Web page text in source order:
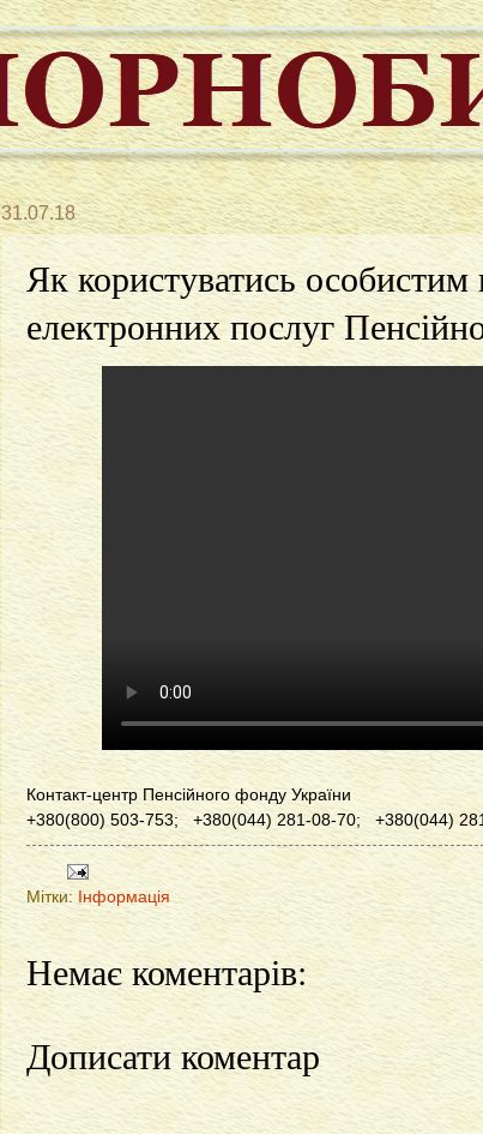
31.07.18
Як користуватись
електронних послуг
Контакт-центр Пенсійного фонду України
+380(800) 503-753; +380(044) 281-08-70; +380(044)
Мітки: Інформація
Немає коментарів:
Дописати коментар